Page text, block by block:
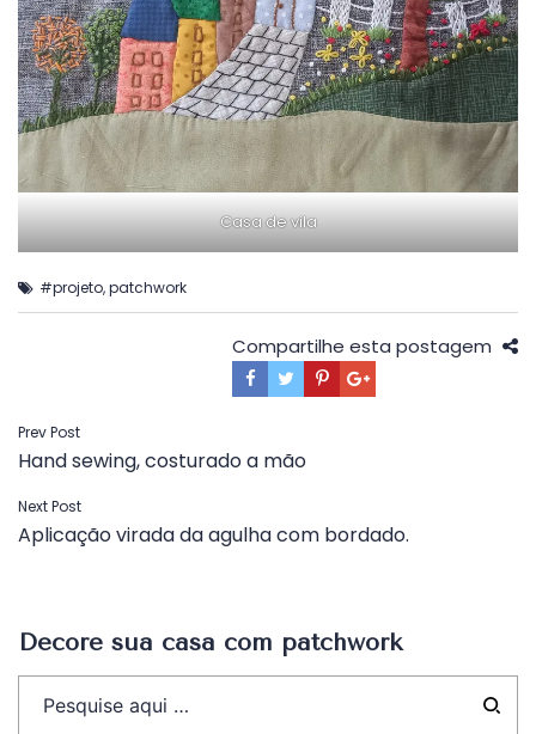
Casa de vila
#projeto,patchwork
Compartilhe esta postagem
Navegação
de
Post
Prev Post
Hand sewing, costurado a mão
Next Post
Aplicação virada da agulha com bordado.
Decore sua casa com patchwork